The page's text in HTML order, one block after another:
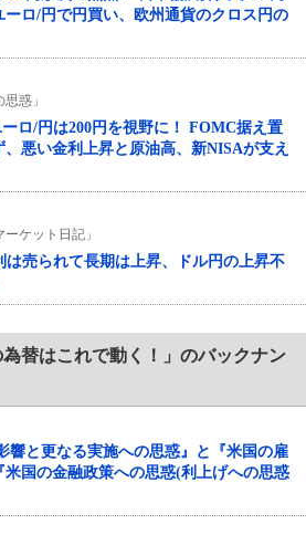
ロ/円で円買い、欧州通貨のクロス円の
惑」
ロ/円は200円を視野に！ FOMC据え置
悪い金利上昇と原油高、新NISAが支え
ケット日記」
売られて長期は上昇、ドル円の上昇不
替はこれで動く！」のバックナン
響と更なる実施への思惑』と『米国の雇
国の金融政策への思惑(利上げへの思惑